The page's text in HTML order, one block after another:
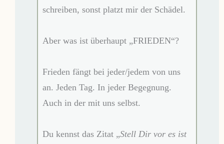
schreiben, sonst platzt mir der Schädel.
Aber was ist überhaupt „FRIEDEN“?
Frieden fängt bei jeder/jedem von uns
an. Jeden Tag. In jeder Begegnung.
Auch in der mit uns selbst.
Du kennst das Zitat „Stell Dir vor es ist